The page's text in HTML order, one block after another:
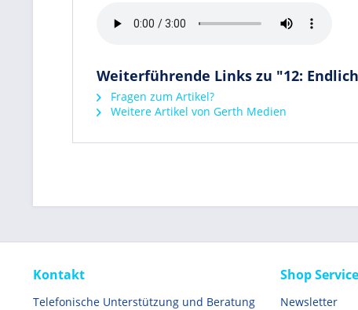
Weiterführende Links zu "12:
Fragen zum Artikel?
Weitere Artikel von Gerth Medien
Kontakt
Telefonische Unterstützung und Beratung
Shop Service
Newsletter